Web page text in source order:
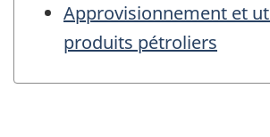
Approvisionnement et
produits pétroliers